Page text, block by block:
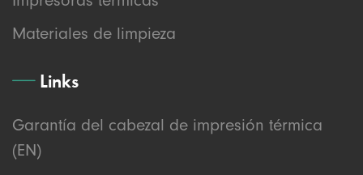
Materiales de limpieza
Links
Garantía del cabezal de impresión térmica
(EN)